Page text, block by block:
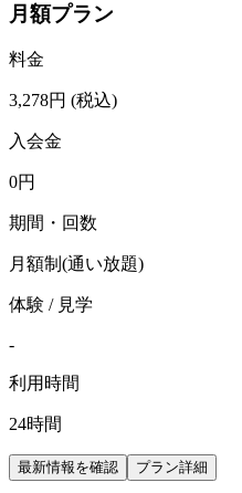
月額プラン
料金
3,278円 (税込)
入会金
0円
期間・回数
月額制(通い放題)
体験 / 見学
-
利用時間
24時間
最新情報を確認 プラン詳細